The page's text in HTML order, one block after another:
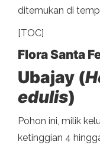
ditemukan di
[TOC]
Flora Santa
Ubajay (
edulis)
Pohon ini, milik
ketinggian 4